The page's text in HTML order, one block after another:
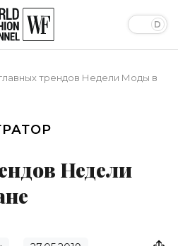
трендов Недели Моды в
Недели